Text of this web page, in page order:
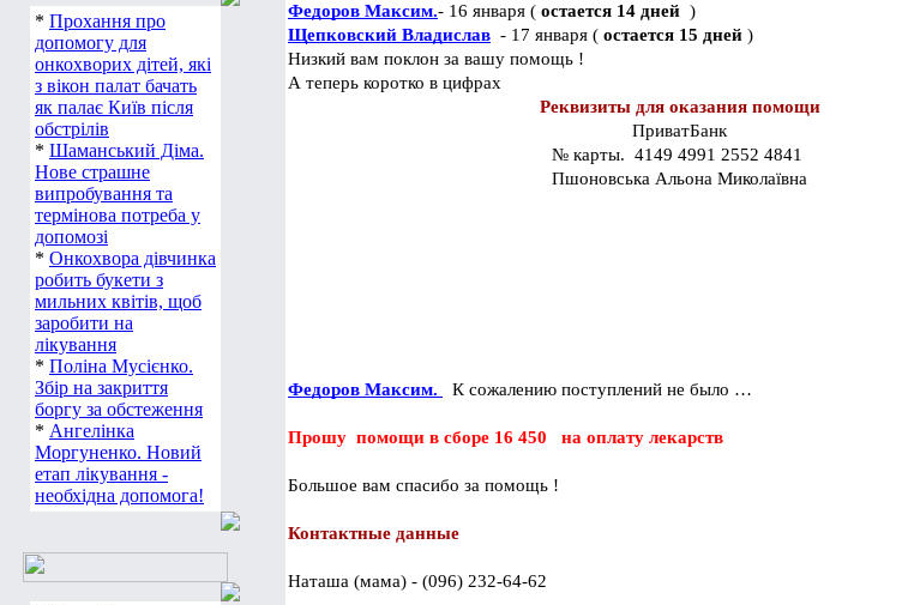
* Прохання про
допомогу для
онкохворих дітей, які
з вікон палат бачать
як палає Київ після
обстрілів
* Шаманський Діма.
Нове страшне
випробування та
термінова потреба у
допомозі
* Онкохвора дівчинка
робить букети з
мильних квітів, щоб
заробити на
лікування
* Поліна Мусієнко.
Збір на закриття
боргу за обстеження
* Ангелінка
Моргуненко. Новий
етап лікування -
необхідна допомога!
Федоров Максим.- 16 января ( остается 14 дней )
Щепковский Владислав - 17 января ( остается 15 дней )
Низкий вам поклон за вашу помощь !
А теперь коротко в цифрах
Реквизиты для оказания помощи
ПриватБанк
№ карты.  4149 4991 2552 4841
Пшоновська Альона Миколаївна
Федоров Максим. К сожалению поступлений не было …
Прошу  помощи в сборе 16 450   на оплату лекарств
Большое вам спасибо за помощь !
Контактные данные
Наташа (мама) - (096) 232-64-62